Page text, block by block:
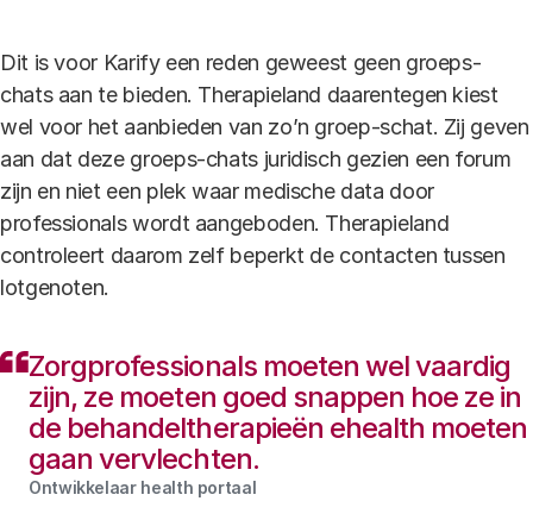
Dit is voor Karify een reden geweest geen groeps-
chats aan te bieden. Therapieland daarentegen kiest
wel voor het aanbieden van zo’n groep-schat. Zij geven
aan dat deze groeps-chats juridisch gezien een forum
zijn en niet een plek waar medische data door
professionals wordt aangeboden. Therapieland
controleert daarom zelf beperkt de contacten tussen
lotgenoten.
Zorgprofessionals moeten wel vaardig
zijn, ze moeten goed snappen hoe ze in
de behandeltherapieën ehealth moeten
gaan vervlechten.
Ontwikkelaar health portaal